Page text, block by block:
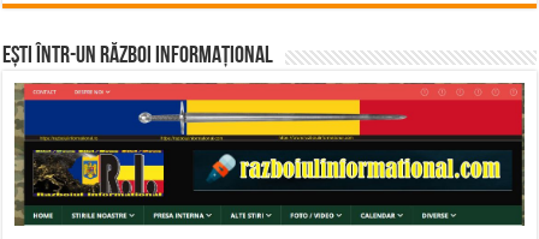
Ești într-un RĂZBOI INFORMAȚIONAL